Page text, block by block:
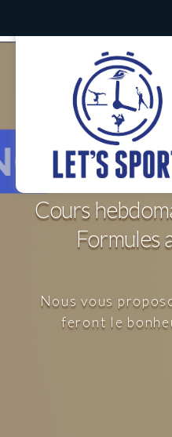
Cours
Formules
Nous vous
feront le